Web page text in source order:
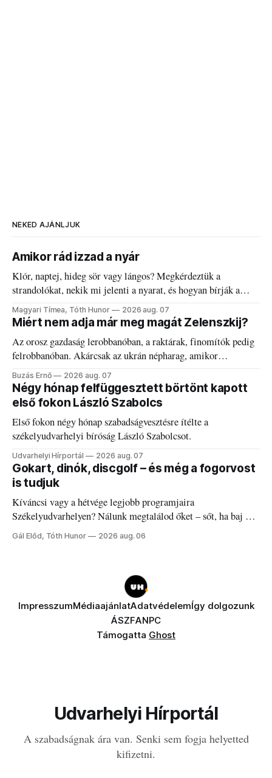
NEKED AJÁNLJUK
Amikor rád izzad a nyár
Klór, naptej, hideg sör vagy lángos? Megkérdeztük a
strandolókat, nekik mi jelenti a nyarat, és hogyan bírják a
kánikulát.
Magyari Tímea, Tóth Hunor 2026 aug. 07
Miért nem adja már meg magát Zelenszkij?
Az orosz gazdaság lerobbanóban, a raktárak, finomítók pedig
felrobbanóban. Akárcsak az ukrán népharag, amikor
elégedetlen vezetőivel.
Buzás Ernő 2026 aug. 07
Négy hónap felfüggesztett börtönt kapott
első fokon László Szabolcs
Első fokon négy hónap szabadságvesztésre ítélte a
székelyudvarhelyi bíróság László Szabolcsot.
Udvarhelyi Hírportál 2026 aug. 07
Gokart, dinók, discgolf – és még a fogorvost
is tudjuk
Kíváncsi vagy a hétvége legjobb programjaira
Székelyudvarhelyen? Nálunk megtalálod őket – sőt, ha baj van
a fogaddal, a fogorvosi ügyeletet is!
Gál Előd, Tóth Hunor 2026 aug. 06
ImpresszumMédiaajánlatAdatvédelemÍgy dolgozunk
ÁSZFANPC
Támogatta Ghost
Udvarhelyi Hírportál
A szabadságnak ára van. Senki sem fogja helyetted
kifizetni.